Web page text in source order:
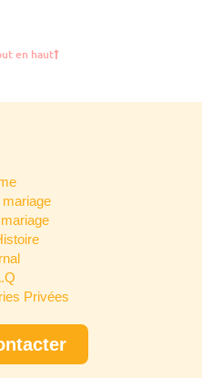
en haut
Privées